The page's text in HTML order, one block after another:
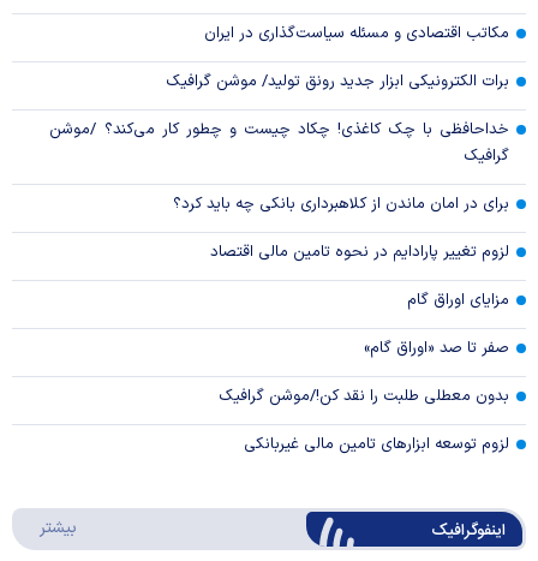
مکاتب اقتصادی و مسئله سیاست‌گذاری در ایران
برات الکترونیکی ابزار جدید رونق تولید/ موشن گرافیک
خداحافظی با چک کاغذی! چکاد چیست و چطور کار می‌کند؟ /موشن
گرافیک
برای در امان ماندن از کلاهبرداری بانکی چه باید کرد؟
لزوم تغییر پارادایم در نحوه تامین مالی اقتصاد
مزایای اوراق گام
صفر تا صد «اوراق گام»
بدون معطلی طلبت را نقد کن!/موشن گرافیک
لزوم توسعه ابزارهای تامین مالی غیربانکی
اینفوگرافیک بیشتر